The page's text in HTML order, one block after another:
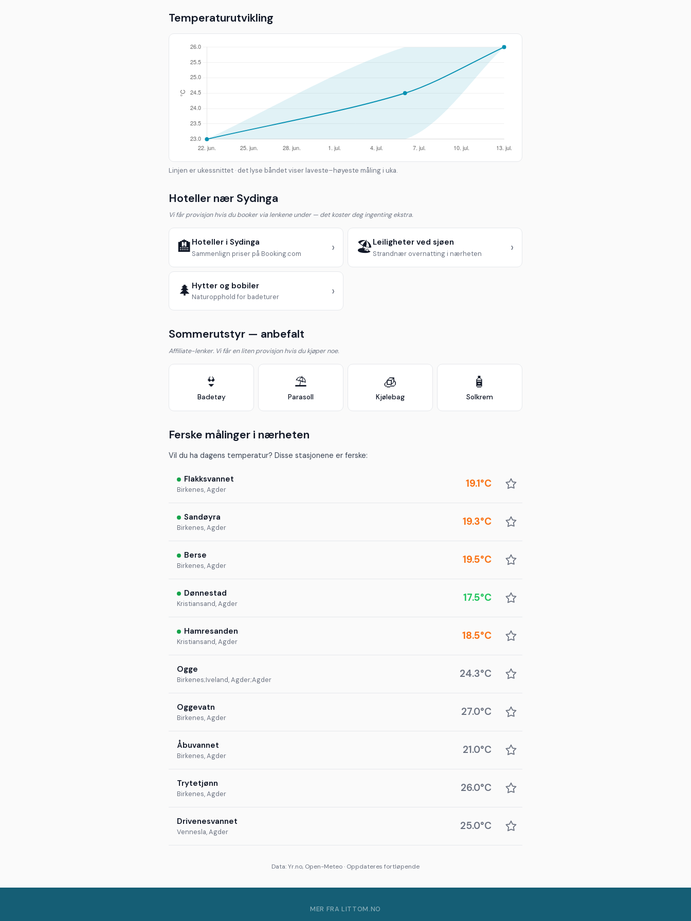
Temperaturutvikling
Linjen er ukessnittet · det lyse båndet viser laveste–høyeste måling i uka.
Hoteller nær Sydinga
Vi får provisjon hvis du booker via lenkene under — det koster deg ingenting ekstra.
🏨 Hoteller i Sydinga
Sammenlign priser på Booking.com › 🏖️ Leiligheter ved sjøen
Strandnær overnatting i nærheten ›
🌲 Hytter og bobiler
Naturopphold for badeturer ›
Sommerutstyr — anbefalt
Affiliate-lenker. Vi får en liten provisjon hvis du kjøper noe.
👙
Badetøy
⛱️
Parasoll
🧊
Kjølebag
🧴
Solkrem
Ferske målinger i nærheten
Vil du ha dagens temperatur? Disse stasjonene er ferske:
Flakksvannet
Birkenes, Agder 19.1°C
Sandøyra
Birkenes, Agder 19.3°C
Berse
Birkenes, Agder 19.5°C
Dønnestad
Kristiansand, Agder 17.5°C
Hamresanden
Kristiansand, Agder 18.5°C
Ogge
Birkenes;Iveland, Agder;Agder 24.3°C
Oggevatn
Birkenes, Agder 27.0°C
Åbuvannet
Birkenes, Agder 21.0°C
Trytetjønn
Birkenes, Agder 26.0°C
Drivenesvannet
Vennesla, Agder 25.0°C
Data: Yr.no, Open-Meteo · Oppdateres fortløpende
MER FRA LITTOM.NO